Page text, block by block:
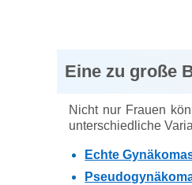
Eine zu große
Nicht nur Frauen
unterschiedliche
Echte